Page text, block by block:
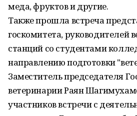
меда, фруктов и другие.
Также прошла встреча
госкомитета, руководителей
станций со студентами
направлению подготовки
Заместитель председателя
ветеринарии Раян
участников встречи с